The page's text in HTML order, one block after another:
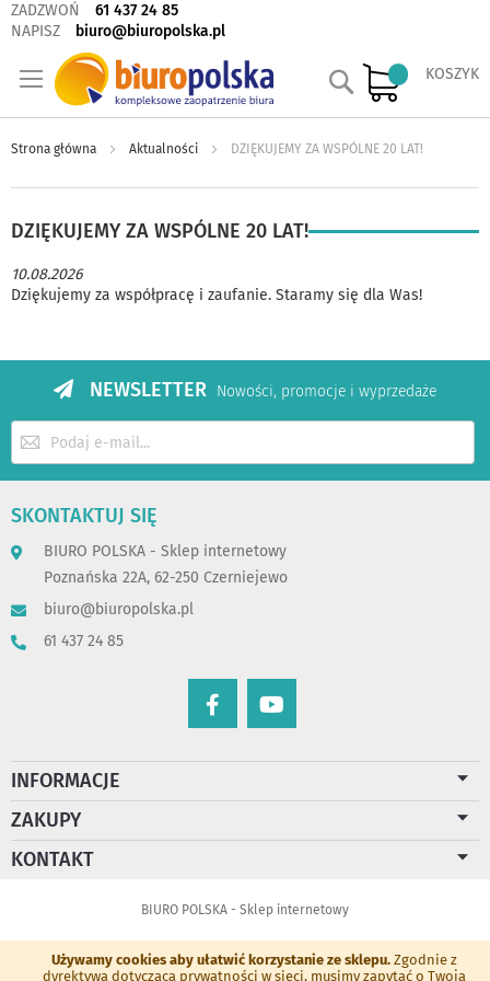
Używamy cookies aby ułatwić korzystanie ze sklepu. Zgodnie z
dyrektywą dotyczącą prywatności w sieci, musimy zapytać o Twoją
ZADZWOŃ
61 437 24 85
NAPISZ
biuro@biuropolska.pl
KOSZYK
Szukaj
Strona główna Aktualności DZIĘKUJEMY ZA WSPÓLNE 20 LAT!
DZIĘKUJEMY ZA WSPÓLNE 20 LAT!
10.08.2026
Dziękujemy za współpracę i zaufanie. Staramy się dla Was!
NEWSLETTER Nowości, promocje i wyprzedaże
Subskrybuj
nasz
SKONTAKTUJ SIĘ
BIURO POLSKA - Sklep internetowy
Poznańska 22A, 62-250 Czerniejewo
biuro@biuropolska.pl
61 437 24 85
INFORMACJE
ZAKUPY
KONTAKT
BIURO POLSKA - Sklep internetowy